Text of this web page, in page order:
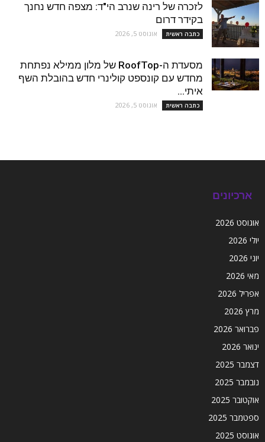
לזכרה של רינה שנרב הי"ד: מצפה חדש נחנך
בקידר דרום
כתבה ראשית אוגוסט 5, 2026
מסעדת ה-RoofTop של מלון ממילא נפתחת
מחדש עם קונספט קולינרי חדש בהובלת השף
איתי...
כתבה ראשית אוגוסט 5, 2026
ארכיונים
אוגוסט 2026
יולי 2026
יוני 2026
מאי 2026
אפריל 2026
מרץ 2026
פברואר 2026
ינואר 2026
דצמבר 2025
נובמבר 2025
אוקטובר 2025
ספטמבר 2025
אוגוסט 2025